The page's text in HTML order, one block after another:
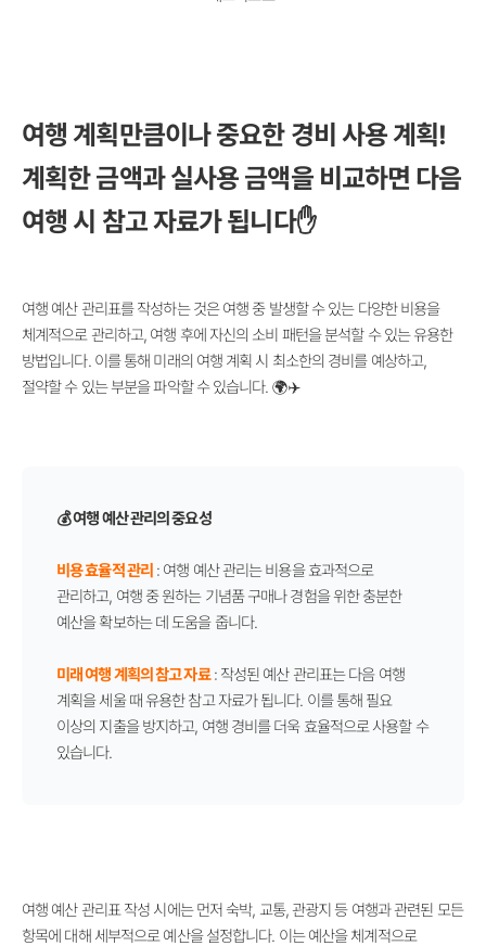
여행 계획만큼이나 중요한 경비 사용 계획!
계획한 금액과 실사용 금액을 비교하면 다음
여행 시 참고 자료가 됩니다✋
여행 예산 관리표를 작성하는 것은 여행 중 발생할 수 있는 다양한 비용을
체계적으로 관리하고, 여행 후에 자신의 소비 패턴을 분석할 수 있는 유용한
방법입니다. 이를 통해 미래의 여행 계획 시 최소한의 경비를 예상하고,
절약할 수 있는 부분을 파악할 수 있습니다. 🌍✈️
💰여행 예산 관리의 중요성
비용 효율적 관리 : 여행 예산 관리는 비용을 효과적으로
관리하고, 여행 중 원하는 기념품 구매나 경험을 위한 충분한
예산을 확보하는 데 도움을 줍니다.
미래 여행 계획의 참고 자료: 작성된 예산 관리표는 다음 여행
계획을 세울 때 유용한 참고 자료가 됩니다. 이를 통해 필요
이상의 지출을 방지하고, 여행 경비를 더욱 효율적으로 사용할 수
있습니다.
여행 예산 관리표 작성 시에는 먼저 숙박, 교통, 관광지 등 여행과 관련된 모든
항목에 대해 세부적으로 예산을 설정합니다. 이는 예산을 체계적으로